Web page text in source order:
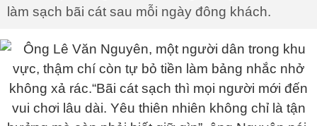
làm sạch bãi cát sau mỗi ngày đông khách.